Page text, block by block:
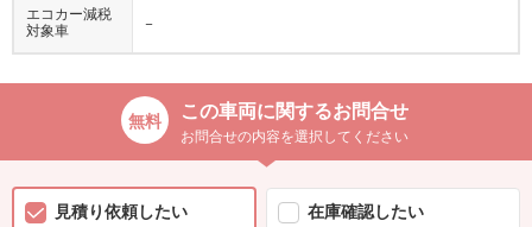
エコカー減税
対象車
−
この車両に関するお問合せ
お問合せの内容を選択してください
見積り依頼したい
在庫確認したい